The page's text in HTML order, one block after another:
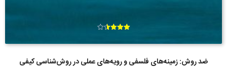
ضد روش: زمینه‌های فلسفی و رویه‌های عملی در روش‌شناسی کیفی